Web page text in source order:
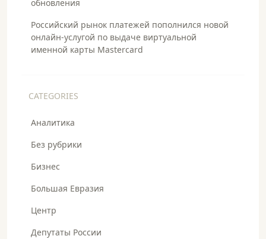
обновления
Российский рынок платежей пополнился новой
онлайн-услугой по выдаче виртуальной
именной карты Mastercard
CATEGORIES
Аналитика
Без рубрики
Бизнес
Большая Евразия
Центр
Депутаты России